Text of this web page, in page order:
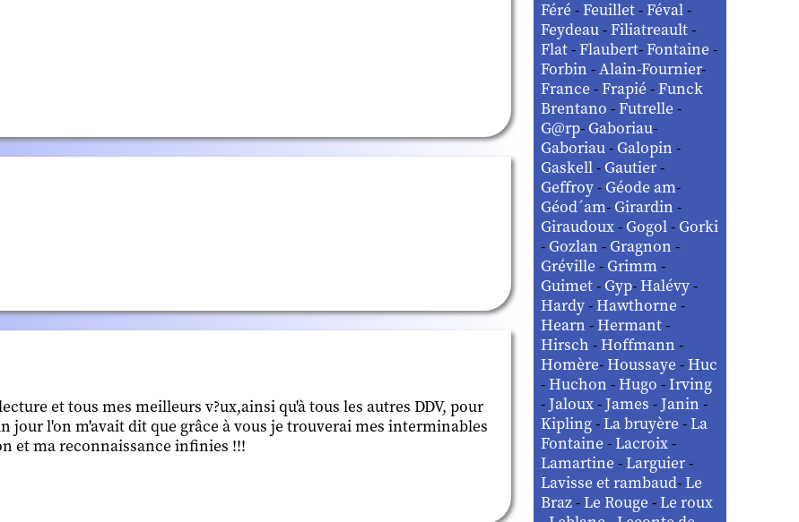
et tous mes meilleurs v?ux,ainsi qu'à tous les autres DDV, pour
jour l'on m'avait dit que grâce à vous je trouverai mes interminables
et ma reconnaissance infinies !!!
Féré-Feuillet-Féval-
Feydeau-Filiatreault-
Flat-Flaubert-Fontaine-
Forbin-Alain-Fournier-
France-Frapié-Funck
Brentano-Futrelle-
G@rp- Gaboriau-
Gaboriau- Galopin-
Gaskell- Gautier-
Geffroy- Géode am-
Géod´am- Girardin-
Giraudoux- Gogol- Gorki
- Gozlan- Gragnon-
Gréville- Grimm-
Guimet- Gyp-Halévy-
Hardy-Hawthorne-
Hearn-Hermant-
Hirsch-Hoffmann-
Homère-Houssaye-Huc
-Huchon-Hugo-Irving
-Jaloux-James-Janin-
Kipling-La bruyère-La
Fontaine-Lacroix-
Lamartine-Larguier-
Lavisse et rambaud-Le
Braz-Le Rouge-Le roux